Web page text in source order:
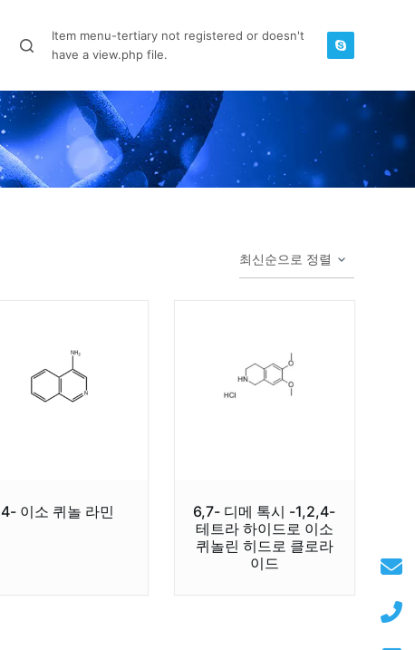
Item menu-tertiary not registered or doesn't
have a view.php file.
4- 이소 퀴놀 라민
6,7- 디메 톡시 -1,2,4-
테트라 하이드로 이소
퀴놀린 히드로 클로라
이드